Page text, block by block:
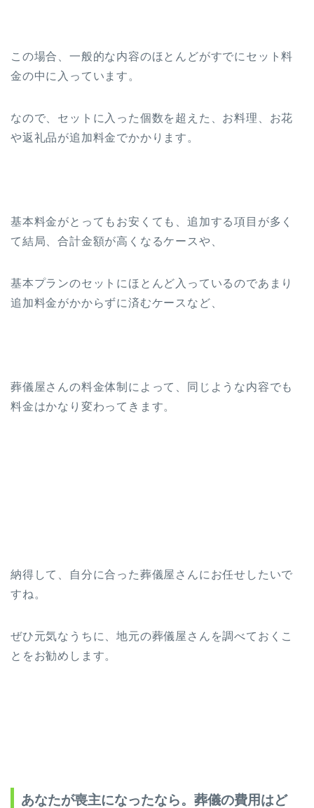
この場合、一般的な内容のほとんどがすでにセット料
金の中に入っています。
なので、セットに入った個数を超えた、お料理、お花
や返礼品が追加料金でかかります。
基本料金がとってもお安くても、追加する項目が多く
て結局、合計金額が高くなるケースや、
基本プランのセットにほとんど入っているのであまり
追加料金がかからずに済むケースなど、
葬儀屋さんの料金体制によって、同じような内容でも
料金はかなり変わってきます。
納得して、自分に合った葬儀屋さんにお任せしたいで
すね。
ぜひ元気なうちに、地元の葬儀屋さんを調べておくこ
とをお勧めします。
あなたが喪主になったなら。葬儀の費用はど